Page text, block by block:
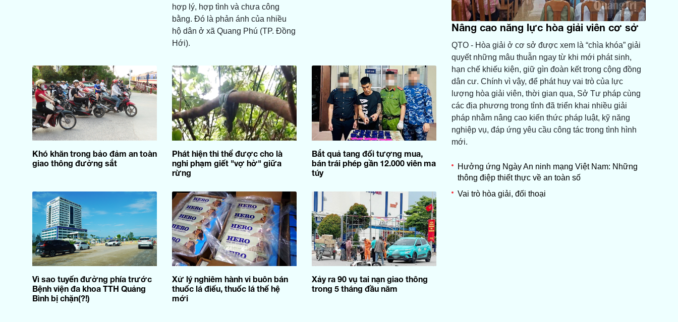
hợp lý, hợp tình và chưa công
bằng. Đó là phản ánh của nhiều
hộ dân ở xã Quang Phú (TP. Đồng
Hới).
Khó khăn trong bảo đảm an toàn
giao thông đường sắt
Phát hiện thi thể được cho là
nghi phạm giết "vợ hờ" giữa
rừng
Bắt quả tang đối tượng mua,
bán trái phép gần 12.000 viên ma
túy
Vì sao tuyến đường phía trước
Bệnh viện đa khoa TTH Quảng
Bình bị chặn(?!)
Xử lý nghiêm hành vi buôn bán
thuốc lá điếu, thuốc lá thế hệ
mới
Xảy ra 90 vụ tai nạn giao thông
trong 5 tháng đầu năm
Nâng cao năng lực hòa giải viên cơ sở
QTO - Hòa giải ở cơ sở được xem là “chìa khóa” giải
quyết những mâu thuẫn ngay từ khi mới phát sinh,
hạn chế khiếu kiện, giữ gìn đoàn kết trong cộng đồng
dân cư. Chính vì vậy, để phát huy vai trò của lực
lượng hòa giải viên, thời gian qua, Sở Tư pháp cùng
các địa phương trong tỉnh đã triển khai nhiều giải
pháp nhằm nâng cao kiến thức pháp luật, kỹ năng
nghiệp vụ, đáp ứng yêu cầu công tác trong tình hình
mới.
Hưởng ứng Ngày An ninh mạng Việt Nam: Những
thông điệp thiết thực về an toàn số
Vai trò hòa giải, đối thoại